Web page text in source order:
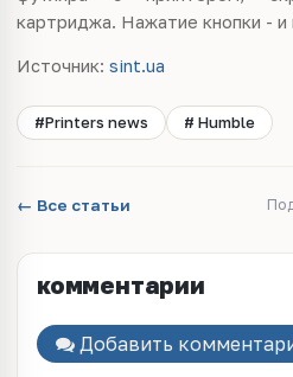
картриджа. Нажатие кнопки - и
Источник: sint.ua
#Printers news # Humble
← Все статьи
комментарии
Добавить